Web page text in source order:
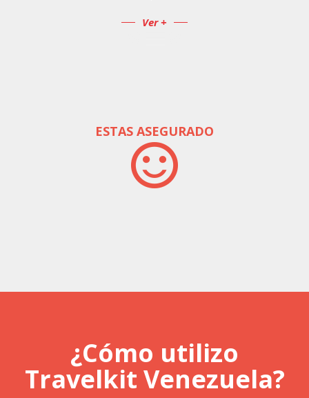
Ver +
ESTAS ASEGURADO
¿Cómo utilizo
Travelkit Venezuela?